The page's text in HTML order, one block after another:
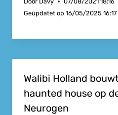
Geüpdatet op 16/05/2025 16:17
Walibi Holland
haunted house op
Neurogen